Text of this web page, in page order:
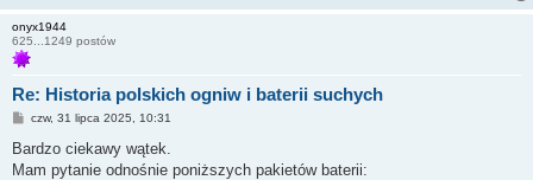
onyx1944
625...1249 postów
Re: Historia polskich ogniw i baterii suchych
P
s
czw, 31 lipca 2025, 10:31
Bardzo ciekawy wątek.
Mam pytanie odnośnie poniższych pakietów baterii: